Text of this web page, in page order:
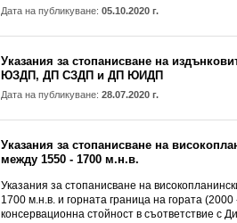
Дата на публикуване: 05.10.2020 г.
Указания за стопанисване на
ЮЗДП, ДП СЗДП и ДП ЮИДП
Дата на публикуване: 28.07.2020 г.
Указания за стопанисване на
между 1550 - 1700 м.н.в.
Указания за стопанисване на
1700 м.н.в. и горната граница на гората
консервационна стойност в съответствие с